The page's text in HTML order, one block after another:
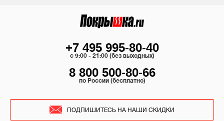
+7 495 995-80-40
c 9:00 - 21:00 (без выходных)
8 800 500-80-66
по России (бесплатно)
ПОДПИШИТЕСЬ НА НАШИ СКИДКИ